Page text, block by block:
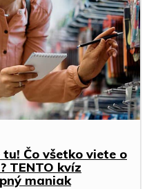
Čo všetko viete o
TENTO kvíz
maniak